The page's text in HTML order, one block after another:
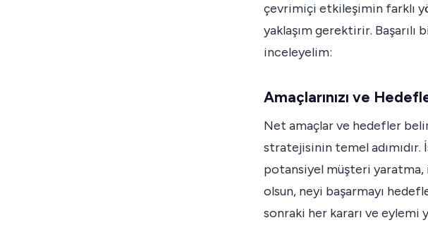
çevrimiçi etkileşimin farklı
yaklaşım gerektirir.
inceleyelim:
Amaçlarınızı ve
Net amaçlar ve hedefler
stratejisinin temel
potansiyel müşteri
olsun, neyi başarmayı
sonraki her kararı ve eylemi